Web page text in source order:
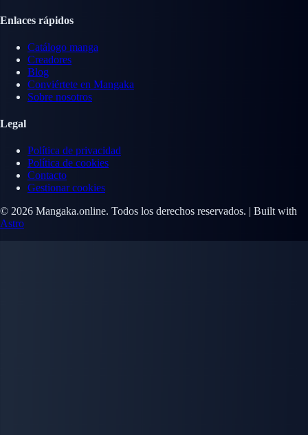
Enlaces rápidos
Catálogo manga
Creadores
Blog
Conviértete en Mangaka
Sobre nosotros
Legal
Política de privacidad
Política de cookies
Contacto
Gestionar cookies
© 2026 Mangaka.online. Todos los derechos reservados. | Built with
Astro